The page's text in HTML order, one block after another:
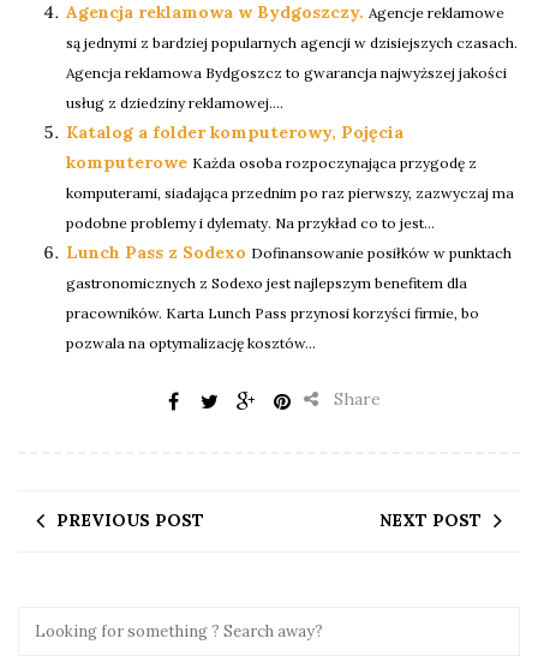
Agencja reklamowa w Bydgoszczy. Agencje reklamowe
są jednymi z bardziej popularnych agencji w dzisiejszych czasach.
Agencja reklamowa Bydgoszcz to gwarancja najwyższej jakości
usług z dziedziny reklamowej....
Katalog a folder komputerowy, Pojęcia
komputerowe Każda osoba rozpoczynająca przygodę z
komputerami, siadająca przednim po raz pierwszy, zazwyczaj ma
podobne problemy i dylematy. Na przykład co to jest...
Lunch Pass z Sodexo Dofinansowanie posiłków w punktach
gastronomicznych z Sodexo jest najlepszym benefitem dla
pracowników. Karta Lunch Pass przynosi korzyści firmie, bo
pozwala na optymalizację kosztów...
Share
PREVIOUS POST NEXT POST